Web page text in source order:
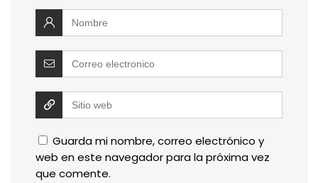
Guarda mi nombre, correo electrónico y
web en este navegador para la próxima vez
que comente.